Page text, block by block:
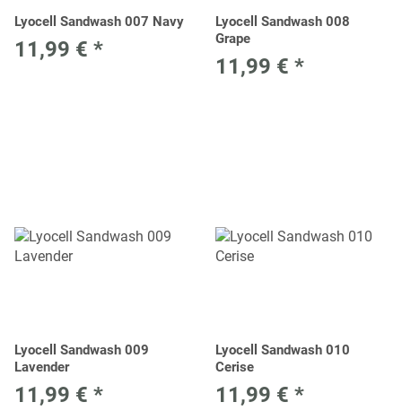
Lyocell Sandwash 007 Navy
11,99 € *
Lyocell Sandwash 008
Grape
11,99 € *
Lyocell Sandwash 009
Lavender
11,99 € *
Lyocell Sandwash 010
Cerise
11,99 € *